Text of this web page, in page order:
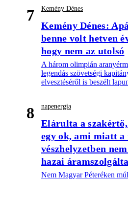
7 Kemény Dénes
Kemény Dénes:
benne volt hetven
hogy nem az utolsó
A három olimpián
legendás szövetségi
elvesztéséről is beszélt
8 napenergia
Elárulta a
egy ok, ami miatt a
vészhelyzetben
hazai
Nem Magyar Péteréken